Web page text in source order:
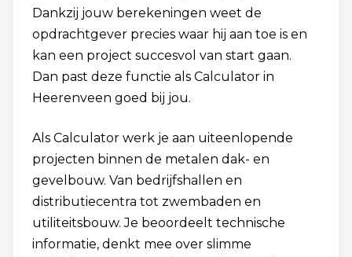
Dankzij jouw berekeningen weet de
opdrachtgever precies waar hij aan toe is en
kan een project succesvol van start gaan.
Dan past deze functie als Calculator in
Heerenveen goed bij jou.
Als Calculator werk je aan uiteenlopende
projecten binnen de metalen dak- en
gevelbouw. Van bedrijfshallen en
distributiecentra tot zwembaden en
utiliteitsbouw. Je beoordeelt technische
informatie, denkt mee over slimme